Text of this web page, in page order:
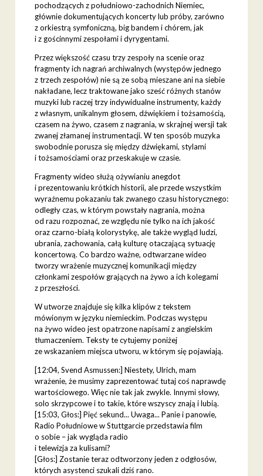
pochodzących z południowo-zachodnich Niemiec,
głównie dokumentujących koncerty lub próby, zarówno
z orkiestrą symfoniczną, big bandem i chórem, jak
i z gościnnymi zespołami i dyrygentami.
Przez większość czasu trzy zespoły na scenie oraz
fragmenty ich nagrań archiwalnych (występów jednego
z trzech zespołów) nie są ze sobą mieszane ani na siebie
nakładane, lecz traktowane jako sześć różnych stanów
muzyki lub raczej trzy indywidualne instrumenty, każdy
z własnym, unikalnym głosem, dźwiękiem i tożsamością,
czasem na żywo, czasem z nagrania, w skrajnej wersji tak
zwanej złamanej instrumentacji. W ten sposób muzyka
swobodnie porusza się między dźwiękami, stylami
i tożsamościami oraz przeskakuje w czasie.
Fragmenty wideo służą ożywianiu anegdot
i prezentowaniu krótkich historii, ale przede wszystkim
wyraźnemu pokazaniu tak zwanego czasu historycznego:
odległy czas, w którym powstały nagrania, można
od razu rozpoznać, ze względu nie tylko na ich jakość
oraz czarno-białą kolorystykę, ale także wygląd ludzi,
ubrania, zachowania, całą kulturę otaczającą sytuację
koncertową. Co bardzo ważne, odtwarzane wideo
tworzy wrażenie muzycznej komunikacji między
członkami zespołów grających na żywo a ich kolegami
z przeszłości.
W utworze znajduje się kilka klipów z tekstem
mówionym w języku niemieckim. Podczas występu
na żywo wideo jest opatrzone napisami z angielskim
tłumaczeniem. Teksty te cytujemy poniżej
ze wskazaniem miejsca utworu, w którym się pojawiają.
[12:04, Svend Asmussen:] Niestety, Ulrich, mam
wrażenie, że musimy zaprezentować tutaj coś naprawdę
wartościowego. Więc nie tak jak zwykle. Innymi słowy,
solo skrzypcowe i to takie, które wszyscy znają i lubią.
[15:03, Głos:] Pięć sekund... Uwaga... Panie i panowie,
Radio Południowe w Stuttgarcie przedstawia film
o sobie – jak wygląda radio
i telewizja za kulisami?
[Głos:] Zostanie teraz odtworzony jeden z odgłosów,
których asystenci szukali dziś rano.